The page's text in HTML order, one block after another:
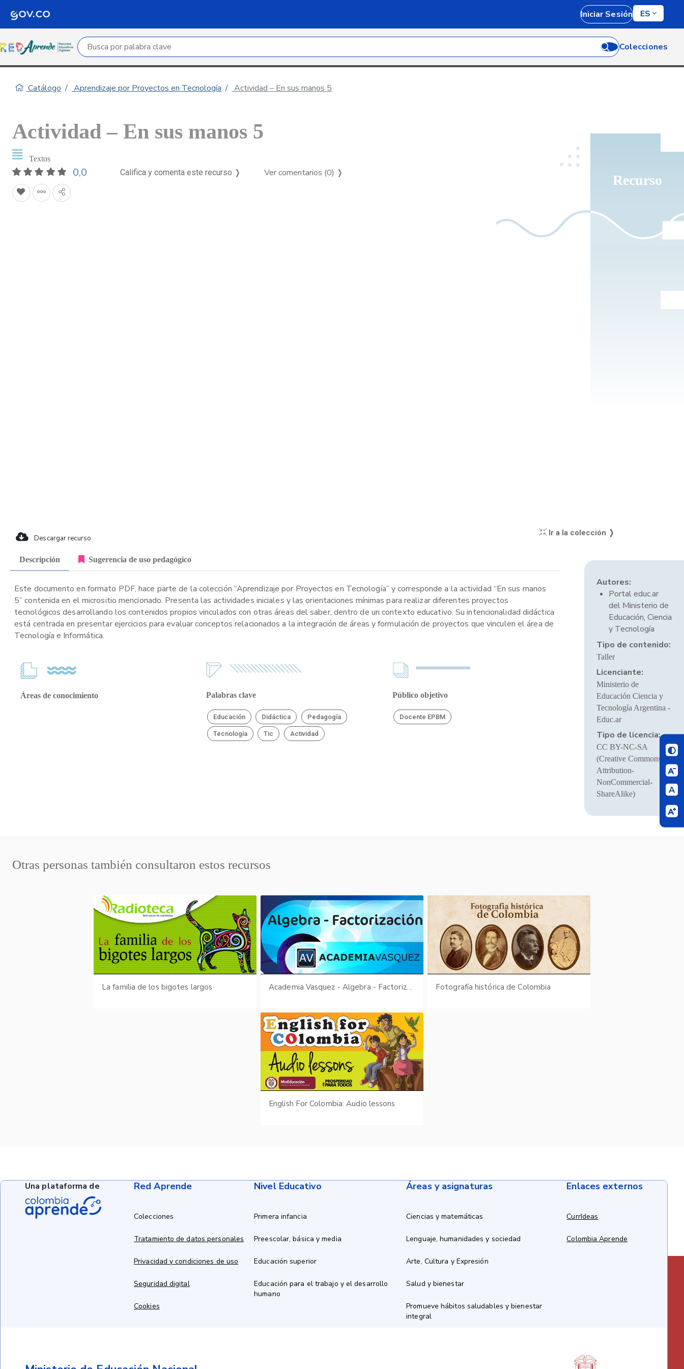
Iniciar Sesión ES
Campo de búsqueda por palabra clave Colecciones
Catálogo Aprendizaje por Proyectos en Tecnología Actividad – En sus manos 5
Recurso
Actividad – En sus manos 5
Textos
0,0 Califica y comenta este recurso ❭ Ver comentarios (0) ❭
Descargar recurso
Ir a la colección ❭
Descripción Sugerencia de uso pedagógico
Este documento en formato PDF, hace parte de la colección “Aprendizaje por Proyectos en Tecnología” y corresponde a la actividad “En sus manos
5” contenida en el micrositio mencionado. Presenta las actividades iniciales y las orientaciones mínimas para realizar diferentes proyectos
tecnológicos desarrollando los contenidos propios vinculados con otras áreas del saber, dentro de un contexto educativo. Su intencionalidad didáctica
está centrada en presentar ejercicios para evaluar conceptos relacionados a la integración de áreas y formulación de proyectos que vinculen el área de
Tecnología e Informática.
Áreas de conocimiento Palabras clave
Educación Didáctica Pedagogía
Tecnología Tic Actividad
Público objetivo
Docente EPBM
Autores:
Portal educ.ar
del Ministerio de
Educación, Ciencia
y Tecnología
Tipo de contenido:
Taller
Licenciante:
Ministerio de
Educación Ciencia y
Tecnología Argentina -
Educ.ar
Tipo de licencia:
CC BY-NC-SA
(Creative Commons
Attribution-
NonCommercial-
ShareAlike)
Otras personas también consultaron estos recursos
La familia de los bigotes largos Academia Vasquez - Algebra - Factorización Fotografía histórica de Colombia
English For Colombia: Audio lessons
Red Aprende
Colecciones
Tratamiento de datos personales
Privacidad y condiciones de uso
Seguridad digital
Cookies
Nivel Educativo
Primera infancia
Preescolar, básica y media
Educación superior
Educación para el trabajo y el desarrollo
humano
Áreas y asignaturas
Ciencias y matemáticas
Lenguaje, humanidades y sociedad
Arte, Cultura y Expresión
Salud y bienestar
Promueve hábitos saludables y bienestar
integral
Enlaces externos
CurrIdeas
Colombia Aprende
Una plataforma de